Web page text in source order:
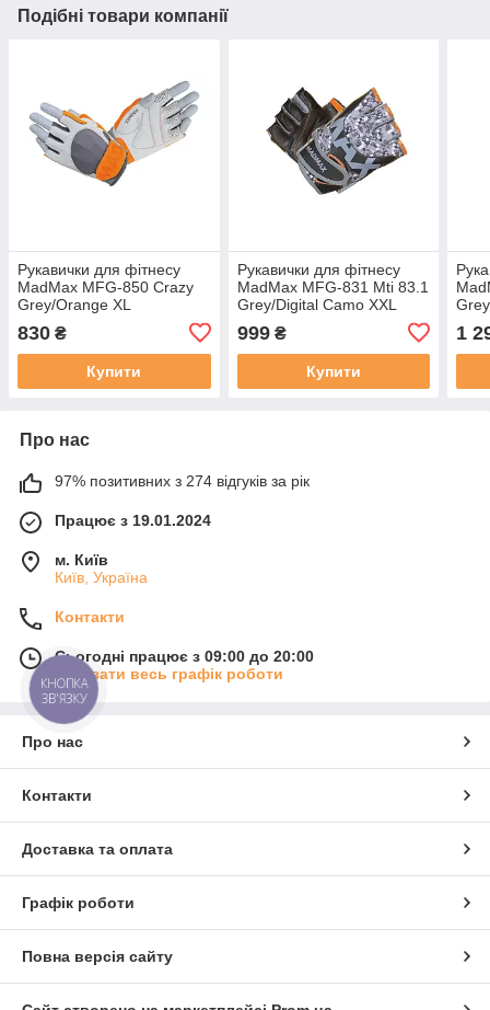
Подібні товари компанії
Рукавички для фітнесу
MadMax MFG-850 Crazy
Grey/Orange XL
830 ₴
Купити
Рукавички для фітнесу
MadMax MFG-831 Mti 83.1
Grey/Digital Camo XXL
999₴
Купити
1
Про нас
97% позитивних з 274 відгуків за рік
Працює з 19.01.2024
м. Київ
Київ, Україна
Контакти
Сьогодні працює з 09:00 до 20:00
Показати весь графік роботи
Про нас
Контакти
Доставка та оплата
Графік роботи
Повна версія сайту
КНОПКА
ЗВ'ЯЗКУ